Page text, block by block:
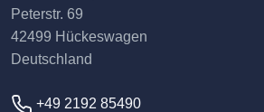
Peterstr. 69
42499 Hückeswagen
Deutschland
+49 2192 85490